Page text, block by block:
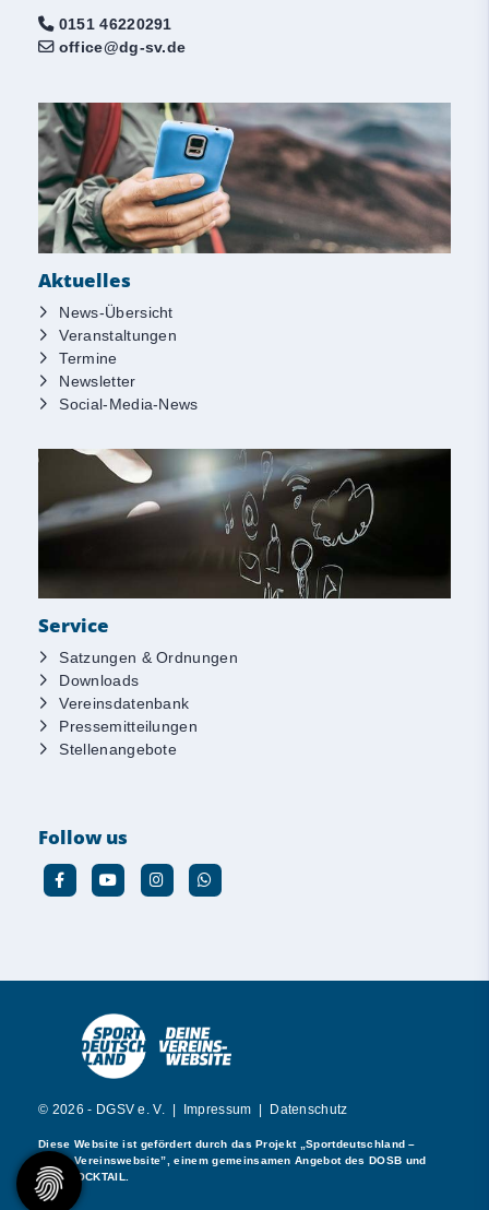
0151 46220291
office@dg-sv.de
Aktuelles
News-Übersicht
Veranstaltungen
Termine
Newsletter
Social-Media-News
Service
Satzungen & Ordnungen
Downloads
Vereinsdatenbank
Pressemitteilungen
Stellenangebote
Follow us
© 2026 - DGSV e. V. | Impressum Datenschutz
Diese Website ist gefördert durch das Projekt „Sportdeutschland –
Deine Vereinswebsite”, einem gemeinsamen Angebot des DOSB und
NETZCOCKTAIL.